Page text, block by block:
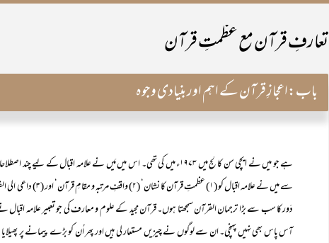
تعارفِ قرآن مع عظمتِ قرآن
باب:اعجازِ قرآن کے اہم اور بنیادی وجوہ
ہے جو میں نے ایچی سن کالج میں ۱۹۷۳ء میں کی تھی۔ اس میں مَیں نے علامہ
سے میں نے علامہ اقبال
دَور کا سب سے بڑا ترجمان القرآن سمجھتا ہوں۔ قرآن مجید کے علوم و معارف کی جو تعبیر علامہ
آس پاس بھی نہیں پہنچی۔ ان سے لوگوں نے چیزیں مستعار لی ہیں اور پھر اُن کو بڑے پیمانے پر